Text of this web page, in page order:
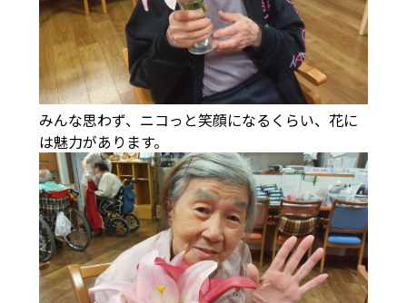
みんな思わず、ニコっと笑顔になるくらい、花に
は魅力があります。